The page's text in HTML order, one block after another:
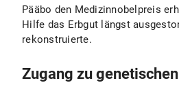
Pääbo den Medizinnobelpreis
Hilfe das Erbgut längst
rekonstruierte.
Zugang zu